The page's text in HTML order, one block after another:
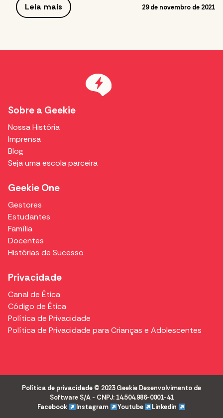
Leia mais 29 de novembro de 2021
Sobre a Geekie
Nossa História
Imprensa
Blog
Seja uma escola parceira
Geekie One
Gestores
Estudantes
Família
Docentes
Histórias de Sucesso
Privacidade
Canal de Ética
Código de Ética
Política de Privacidade
Política de Privacidade para Crianças e Adolescentes
Política de privacidade © 2023 Geekie Desenvolvimento de
Software S/A - CNPJ: 14.504.986-0001-41
Facebook
Instagram Youtube Linkedin